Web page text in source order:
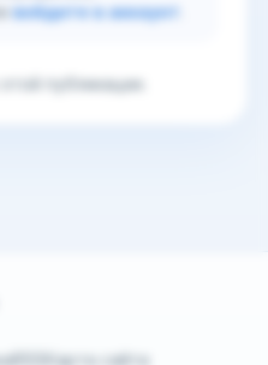
войдите в аккаунт
публикации.
RSS Карта сайта